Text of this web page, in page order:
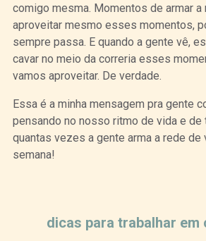
comigo mesma. Momentos de armar a
aproveitar mesmo esses momentos,
sempre passa. E quando a gente vê,
cavar no meio da correria esses
vamos aproveitar. De verdade.
Essa é a minha mensagem pra gente
pensando no nosso ritmo de vida e de
quantas vezes a gente arma a rede de
semana!
dicas para trabalhar em